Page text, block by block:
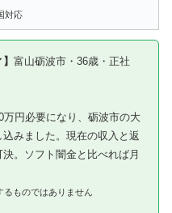
対応
富山砺波市・36歳・正社
万円必要になり、砺波市の大
みました。現在の収入と返
。ソフト闇金と比べれば月
ものではありません